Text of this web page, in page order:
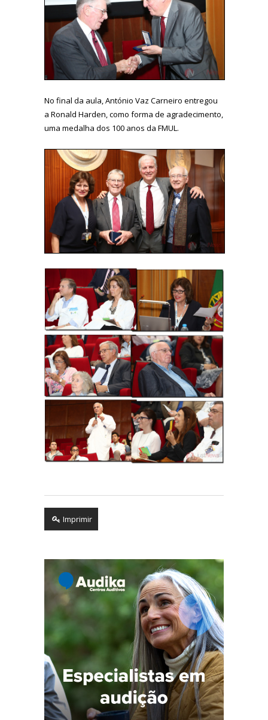
No final da aula, António Vaz Carneiro entregou
a Ronald Harden, como forma de agradecimento,
uma medalha dos 100 anos da FMUL.
Imprimir